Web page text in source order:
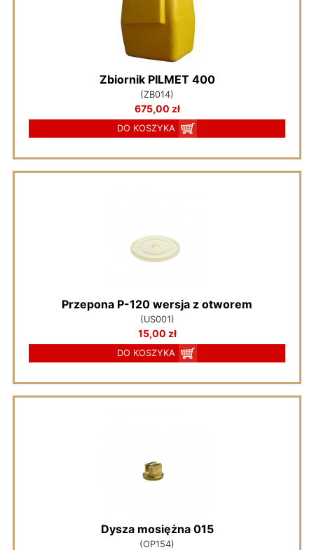
Zbiornik PILMET 400
(ZB014)
675,00 zł
DO KOSZYKA
Przepona P-120 wersja z otworem
(US001)
15,00 zł
DO KOSZYKA
Dysza mosiężna 015
(OP154)